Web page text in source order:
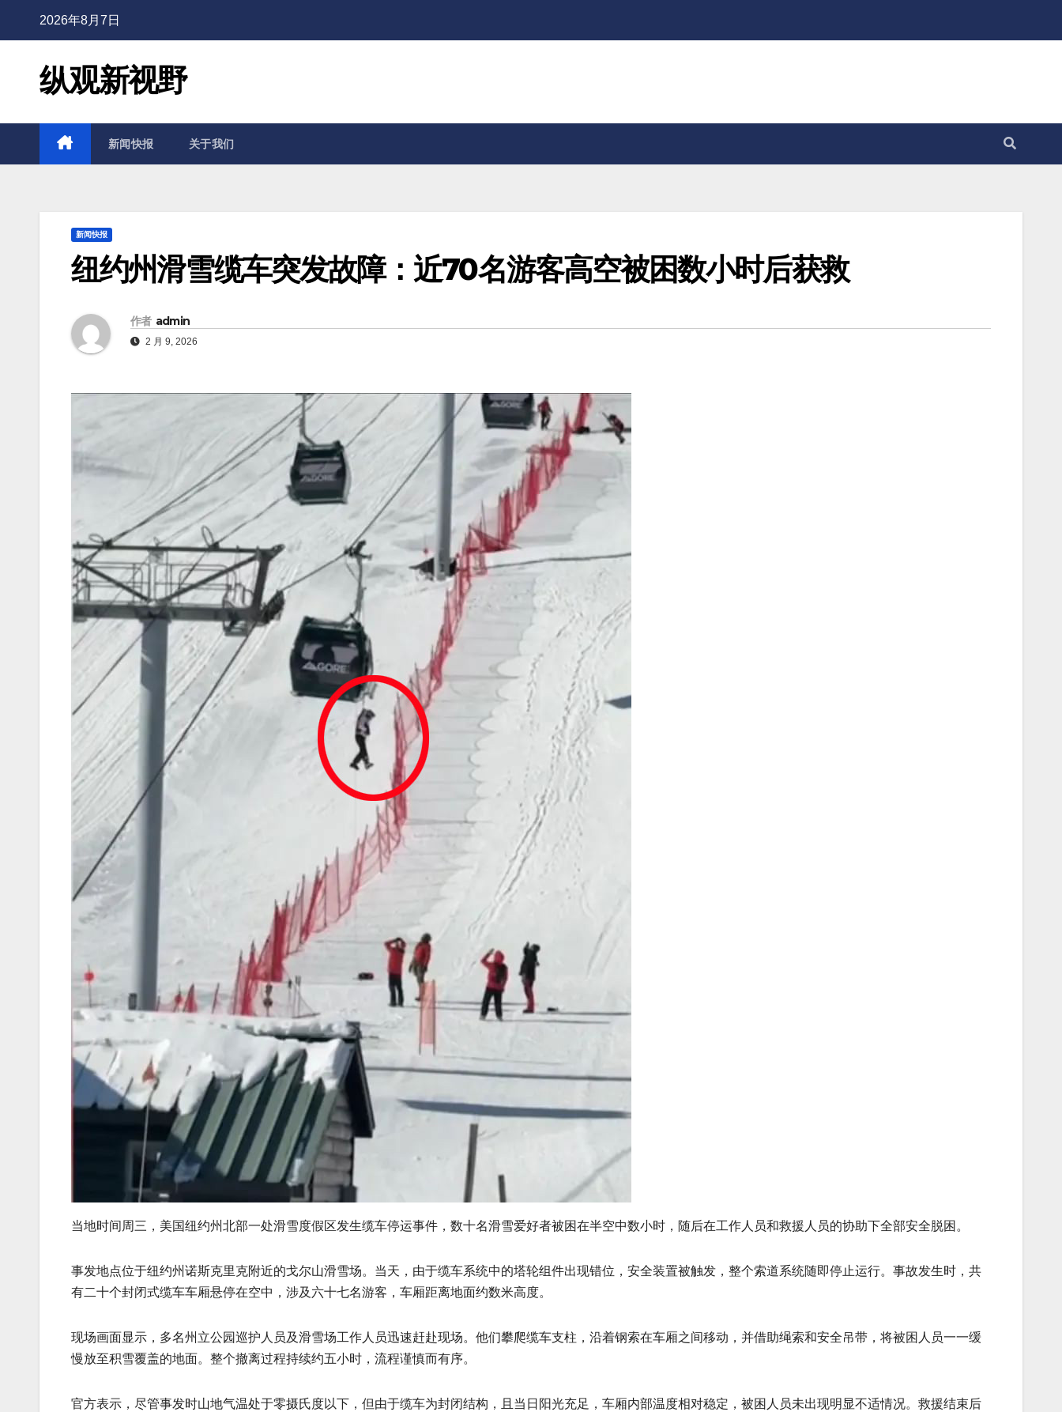
2026年8月7日
纵观新视野
新闻快报 关于我们
新闻快报
纽约州滑雪缆车突发故障：近70名游客高空被困数小时后获救
作者 admin
2 月 9, 2026
当地时间周三，美国纽约州北部一处滑雪度假区发生缆车停运事件，数十名滑雪爱好者被困在半空中数小时，随后在工作人员和救援人员的协助下全部安全脱困。
事发地点位于纽约州诺斯克里克附近的戈尔山滑雪场。当天，由于缆车系统中的塔轮组件出现错位，安全装置被触发，整个索道系统随即停止运行。事故发生时，共
有二十个封闭式缆车车厢悬停在空中，涉及六十七名游客，车厢距离地面约数米高度。
现场画面显示，多名州立公园巡护人员及滑雪场工作人员迅速赶赴现场。他们攀爬缆车支柱，沿着钢索在车厢之间移动，并借助绳索和安全吊带，将被困人员一一缓
慢放至积雪覆盖的地面。整个撤离过程持续约五小时，流程谨慎而有序。
官方表示，尽管事发时山地气温处于零摄氏度以下，但由于缆车为封闭结构，且当日阳光充足，车厢内部温度相对稳定，被困人员未出现明显不适情况。救援结束后